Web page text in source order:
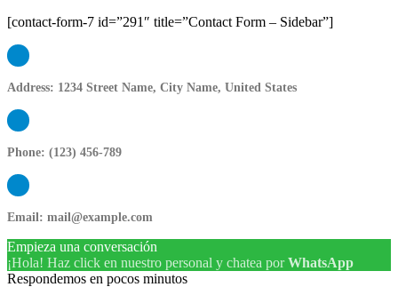
[contact-form-7 id=”291″ title=”Contact Form – Sidebar”]
Address: 1234 Street Name, City Name, United States
Phone: (123) 456-789
Email: mail@example.com
Empieza una conversación
¡Hola! Haz click en nuestro personal y chatea porWhatsApp
Respondemos en pocos minutos